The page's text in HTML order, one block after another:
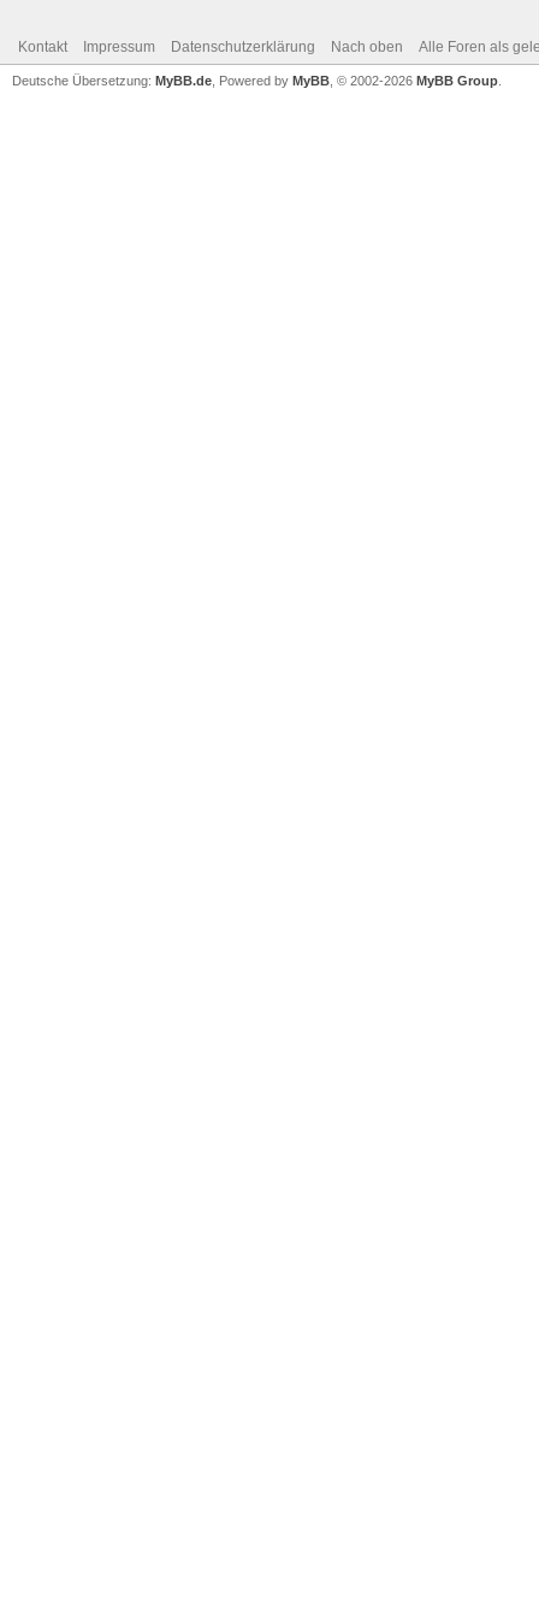
Kontakt Impressum Datenschutzerklärung Nach oben Alle Foren als
Deutsche Übersetzung: MyBB.de , Powered by MyBB , © 2002-2026 MyBB Group